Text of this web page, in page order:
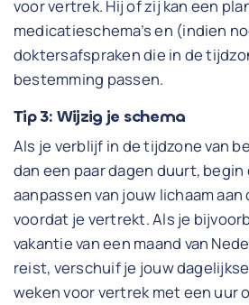
voor vertrek. Hij of zij kan een
medicatieschema’s en (indien
doktersafspraken die in de
bestemming passen.
Tip 3: Wijzig je schema
Als je verblijf in de tijdzone van
dan een paar dagen duurt,
aanpassen van jouw lichaam
voordat je vertrekt. Als je
vakantie van een maand van
reist, verschuif je jouw
weken voor vertrek met een uur